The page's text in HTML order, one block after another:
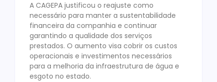
A CAGEPA justificou o reajuste como
necessário para manter a sustentabilidade
financeira da companhia e continuar
garantindo a qualidade dos serviços
prestados. O aumento visa cobrir os custos
operacionais e investimentos necessários
para a melhoria da infraestrutura de água e
esgoto no estado.